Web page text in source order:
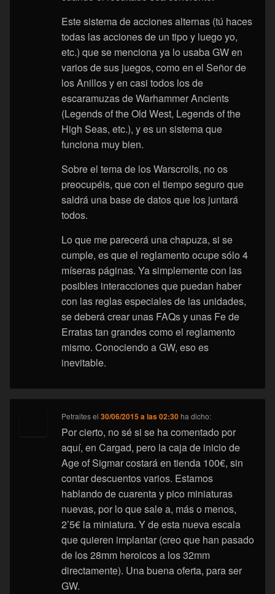
Este sistema de acciones alternas (tú haces
todas las acciones de un tipo y luego yo,
etc.) que se menciona ya lo usaba GW en
varios de sus juegos, como en el Señor de
los Anillos y en casi todos los de
escaramuzas de Warhammer Ancients
(Legends of the Old West, Legends of the
High Seas, etc.), y es un sistema que
funciona muy bien.
Sobre el tema de los Warscrolls, no os
preocupéis, que con el tiempo seguro que
saldrá una base de datos que los juntará
todos.
Lo que me parecerá una chapuza, si se
cumple, es que el reglamento ocupe sólo 4
míseras páginas. Ya simplemente con las
posibles interacciones que puedan haber
con las reglas especiales de las unidades,
se deberá crear unas FAQs y unas Fe de
Erratas tan grandes como el reglamento
mismo. Conociendo a GW, eso es
inevitable.
Petraitesel30/06/2015 a las 02:30 ha dicho:
Por cierto, no sé si se ha comentado por
aquí, en Cargad, pero la caja de inicio de
Age of Sigmar costará en tienda 100€, sin
contar descuentos varios. Estamos
hablando de cuarenta y pico miniaturas
nuevas, por lo que sale a, más o menos,
2’5€ la miniatura. Y de esta nueva escala
que quieren implantar (creo que han pasado
de los 28mm heroicos a los 32mm
directamente). Una buena oferta, para ser
GW.